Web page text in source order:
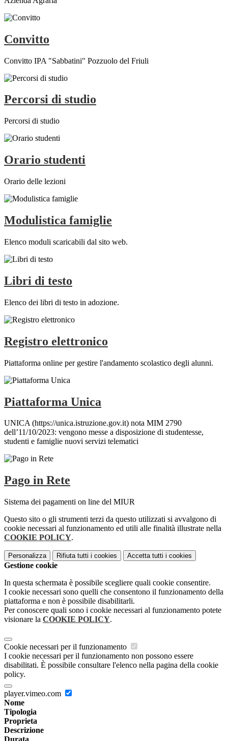
Convitto
Convitto IPA "Sabbatini" Pozzuolo del Friuli
Percorsi di studio
Percorsi di studio
Orario studenti
Orario delle lezioni
Modulistica famiglie
Elenco moduli scaricabili dal sito web.
Libri di testo
Elenco dei libri di testo in adozione.
Registro elettronico
Piattaforma online per gestire l'andamento scolastico degli alunni.
Piattaforma Unica
UNICA (https://unica.istruzione.gov.it) nota MIM 2790
dell’11/10/2023: vengono messe a disposizione di studentesse,
studenti e famiglie nuovi servizi telematici
Pago in Rete
Sistema dei pagamenti on line del MIUR
Questo sito o gli strumenti terzi da questo utilizzati si avvalgono di
cookie necessari al funzionamento ed utili alle finalità illustrate nella
COOKIE POLICY.
Personalizza Rifiuta tutti i cookies Accetta tutti i cookies
Gestione cookie
In questa schermata è possibile scegliere quali cookie consentire.
I cookie necessari sono quelli che consentono il funzionamento della
piattaforma e non è possibile disabilitarli.
Per conoscere quali sono i cookie necessari al funzionamento potete
visionare la COOKIE POLICY.
Cookie necessari per il funzionamento
I cookie necessari per il funzionamento non possono essere
disabilitati. È possibile consultare l'elenco nella pagina della cookie
policy.
player.vimeo.com
Nome
Tipologia
Proprieta
Descrizione